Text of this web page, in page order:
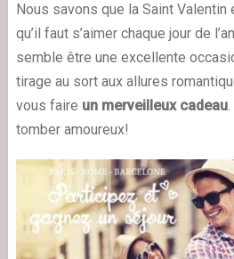
Nous savons que la Saint Valentin
qu’il faut s’aimer chaque jour de
semble être une excellente
tirage au sort aux allures
vous faire un merveilleuxcadeau.
tomber amoureux!